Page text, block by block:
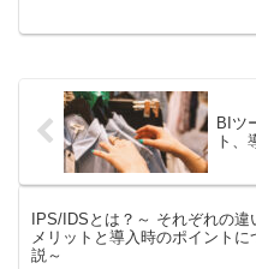
BIツ
ト、
IPS/IDSとは？～ それぞれの違
メリットと導入時のポイントに
説～